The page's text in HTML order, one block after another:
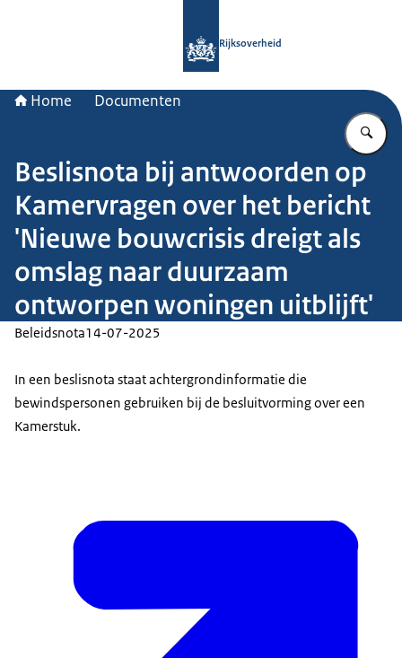
Rijksoverheid
Home Documenten
Beslisnota bij antwoorden op
Kamervragen over het bericht
'Nieuwe bouwcrisis dreigt als
omslag naar duurzaam
ontworpen woningen uitblijft'
Beleidsnota14-07-2025
In een beslisnota staat achtergrondinformatie die
bewindspersonen gebruiken bij de besluitvorming over een
Kamerstuk.